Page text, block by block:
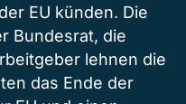
EU künden. Die
Bundesrat, die
lehnen die
das Ende der